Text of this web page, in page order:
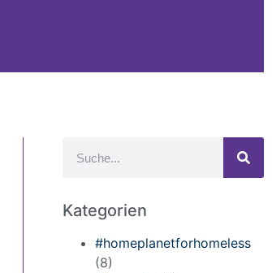
Kategorien
#homeplanetforhomeless
(8)